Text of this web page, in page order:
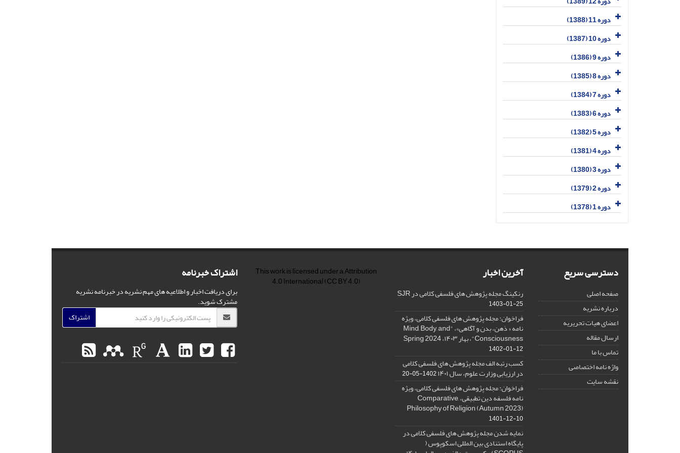
دوره 11 (1388)
دوره 10 (1387)
دوره 9 (1386)
دوره 8 (1385)
دوره 7 (1384)
دوره 6 (1383)
دوره 5 (1382)
دوره 4 (1381)
دوره 3 (1380)
دوره 2 (1379)
دوره 1 (1378)
دسترسی سریع
صفحه اصلی
درباره نشریه
اعضای هیات تحریریه
ارسال مقاله
تماس با ما
واژه نامه اختصاصی
نقشه سایت
آخرین اخبار
رنکینگ مجله پژوهش های فلسفی کلامی در SJR
1403-01-25
فراخوان: مجله پژوهش های فلسفی کلامی، ویژه
نامه « ذهن، بدن و آگاهی»، "Mind, Body, and
Consciousness"، بهار ۱۴۰۳، Spring 2024
1402-01-12
کسب رتبه الف مجله پژوهش های فلسفی کلامی
در ارزیابی وزارت علوم، سال ۱۴۰۱ 1402-05-20
فراخوان: مجله پژوهش های فلسفی کلامی، ویژه
نامه فلسفه دین تطبیقی، ,Comparative
Philosophy of Religion (Autumn 2023)
1401-12-10
نمایه شدن مجله پژوهش های فلسفی کلامی در
پایگاه استنادی بین المللی اسکوپوس (
This work is licensed under aAttribution
4.0 International(CC BY 4.0) اشتراک خبرنامه
برای دریافت اخبار و اطلاعیه های مهم نشریه در خبرنامه نشریه
مشترک شوید.
اشتراک